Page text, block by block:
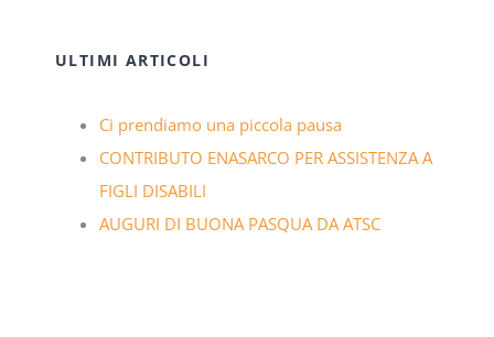
ULTIMI ARTICOLI
Ci prendiamo una piccola pausa
CONTRIBUTO ENASARCO PER ASSISTENZA A
FIGLI DISABILI
AUGURI DI BUONA PASQUA DA ATSC